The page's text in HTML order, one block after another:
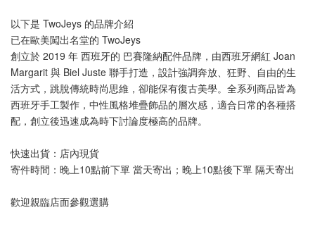
以下是 TwoJeys 的品牌介紹
已在歐美闖出名堂的 TwoJeys
創立於 2019 年 西班牙的 巴賽隆納配件品牌，由西班牙網紅 Joan
Margarit 與 Biel Juste 聯手打造，設計強調奔放、狂野、自由的生
活方式，跳脫傳統時尚思維，卻能保有復古美學。全系列商品皆為
西班牙手工製作，中性風格堆疊飾品的層次感，適合日常的各種搭
配，創立後迅速成為時下討論度極高的品牌。
快速出貨：店內現貨
寄件時間：晚上10點前下單 當天寄出；晚上10點後下單 隔天寄出
歡迎親臨店面參觀選購